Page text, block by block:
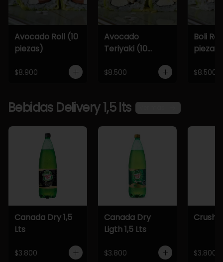
Avocado Roll (10
piezas)
$8.900
Avocado
Teriyaki (10
$8.500
Boli
piezas)
$8.500
Bebidas Delivery 1,5 lts
Canada Dry 1,5
Lts
$3.800
Canada Dry
Ligth 1,5 Lts
$3.800
Crush
$3.800